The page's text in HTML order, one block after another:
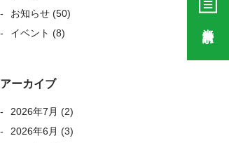
お知らせ(50)
イベント (8)
アーカイブ
2026年7月 (2)
2026年6月 (3)